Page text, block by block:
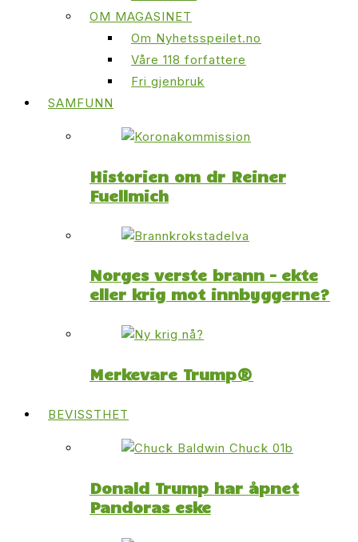
OM MAGASINET
Om Nyhetsspeilet.no
Våre 118 forfattere
Fri gjenbruk
SAMFUNN
Historien om dr Reiner
Fuellmich
Norges verste brann – ekte
eller krig mot innbyggerne?
Merkevare Trump®
BEVISSTHET
Donald Trump har åpnet
Pandoras eske